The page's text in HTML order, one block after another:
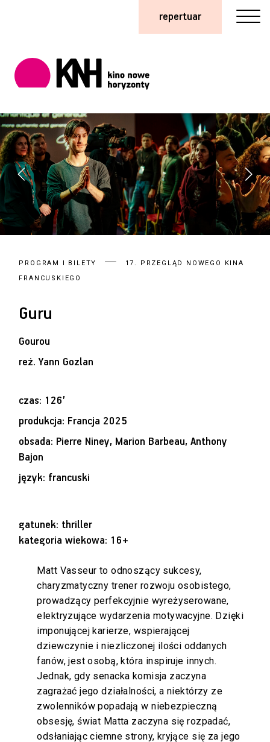
repertuar
PROGRAM I BILETY
17. PRZEGLĄD NOWEGO KINA
FRANCUSKIEGO
Guru
Gourou
reż.Yann Gozlan
czas: 126’
produkcja: Francja 2025
obsada: Pierre Niney, Marion Barbeau, Anthony
Bajon
język: francuski
gatunek: thriller
kategoria wiekowa: 16+
Matt Vasseur to odnoszący sukcesy,
charyzmatyczny trener rozwoju osobistego,
prowadzący perfekcyjnie wyreżyserowane,
elektryzujące wydarzenia motywacyjne. Dzięki
imponującej karierze, wspierającej
dziewczynie i niezliczonej ilości oddanych
fanów, jest osobą, która inspiruje innych.
Jednak, gdy senacka komisja zaczyna
zagrażać jego działalności, a niektórzy ze
zwolenników popadają w niebezpieczną
obsesję, świat Matta zaczyna się rozpadać,
odsłaniając ciemne strony, kryjące się za jego